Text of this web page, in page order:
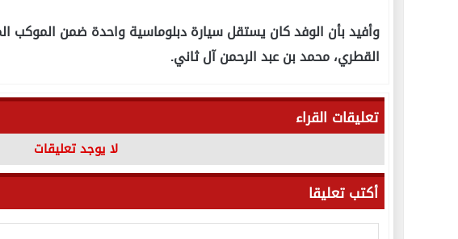
وأفيد بأن الوفد كان يستقل سيارة دبلوماسية واحدة ضمن الموكب
القطري، محمد بن عبد الرحمن آل ثاني.
تعليقات القراء
لا يوجد تعليقات
أكتب تعليقا